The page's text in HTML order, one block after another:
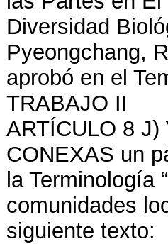
Diversidad
Pyeongchang,
aprobó en el
TRABAJO II
ARTÍCULO 8
CONEXAS un
la Terminología
comunidades
siguiente texto: